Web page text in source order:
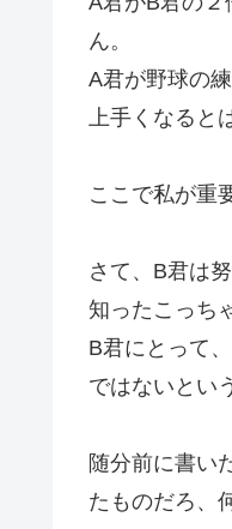
ん。
A君が野球の
上手くなると
ここで私が重
さて、B君は
知ったこっち
B君にとって
ではないとい
随分前に書い
たものだろ、